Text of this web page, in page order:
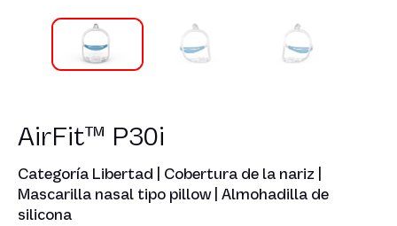
AirFit™ P30i
Categoría Libertad | Cobertura de la nariz |
Mascarilla nasal tipo pillow | Almohadilla de
silicona